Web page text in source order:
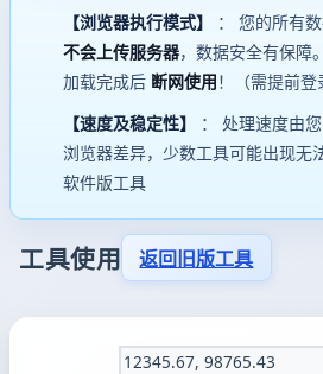
【浏览器执行模式】
： 您的所有
不会上传服务器，数据安全有保障
加载完成后 断网使用 ！（需提前登
【速度及稳定性】
： 处理速度由
浏览器差异，少数工具可能出现无
软件版工具
工具使用 返回旧版工具